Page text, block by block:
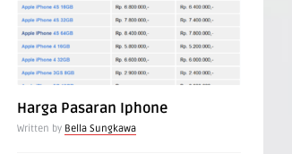
Harga Pasaran Iphone
Written by Bella Sungkawa